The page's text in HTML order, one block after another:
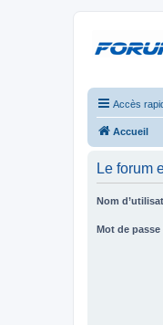
Accès
Accueil
Le forum
Nom
Mot de passe